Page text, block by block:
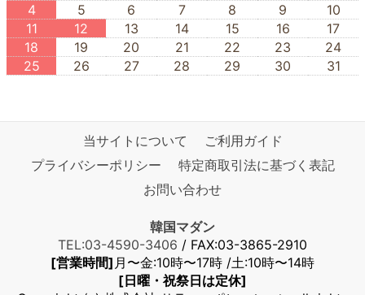
4
5 6 7 8 9
10
11
12 13 14 15 16
17
18
19 20 21 22 23
24
25
26 27 28 29 30 31
当サイトについて
ご利用ガイド
プライバシーポリシー
特定商取引法に基づく表記
お問い合わせ
韓国マダン
TEL:03-4590-3406 / FAX:03-3865-2910
[営業時間] 月〜金:10時〜17時 /土:10時〜14時
[日曜・祝祭日は定休]